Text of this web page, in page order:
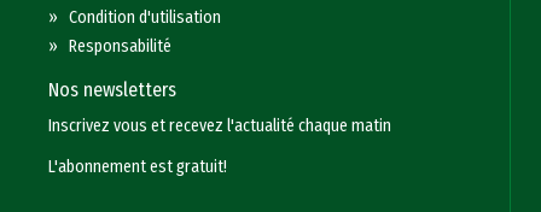
»Condition d'utilisation
»Responsabilité
Nos newsletters
Inscrivez vous et recevez l'actualité chaque matin
L'abonnement est gratuit!